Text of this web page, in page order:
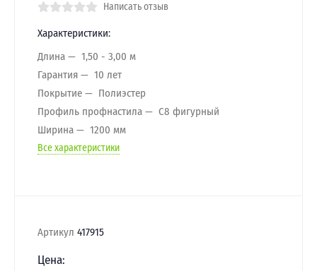
Написать отзыв
Характеристики:
Длина
1,50 - 3,00 м
Гарантия
10 лет
Покрытие
Полиэстер
Профиль профнастила
C8 фигурный
Ширина
1200 мм
Все характеристики
Артикул 417915
Цена: